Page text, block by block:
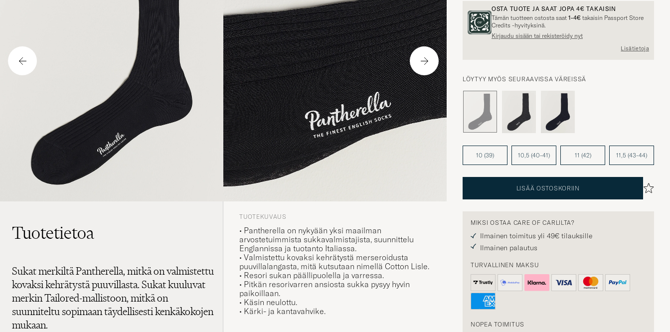
Muita vaihtoehtoja?
SAMANKALTAISIA TUOTTEITA
OSTA TUOTE JA SAAT JOPA4€ TAKAISIN
Tämän tuotteen ostosta saat 1-4€ takaisin Passport Store
Credits -hyvityksinä.
Kirjaudu sisään tai rekisteröidy nyt
Lisätietoja
LÖYTYY MYÖS SEURAAVISSA VÄREISSÄ
10 (39) 10,5 (40-41) 11 (42) 11,5 (43-44)
LISÄÄ OSTOSKORIIN
MIKSI OSTAA CARE OF CARLILTA?
Ilmainen toimitus yli 49€ tilauksille
Ilmainen palautus
TURVALLINEN MAKSU
NOPEA TOIMITUS
Tuotetietoa
Sukat merkiltä Pantherella, mitkä on valmistettu
kovaksi kehrätystä puuvillasta. Sukat kuuluvat
merkin Tailored-mallistoon, mitkä on
suunniteltu sopimaan täydellisesti kenkäkokojen
mukaan.
TUOTEKUVAUS
• Pantherella on nykyään yksi maailman
arvostetuimmista sukkavalmistajista, suunnittelu
Englannissa ja tuotanto Italiassa.
• Valmistettu kovaksi kehrätystä merseroidusta
puuvillalangasta, mitä kutsutaan nimellä Cotton Lisle.
• Resori sukan päällipuolella ja varressa.
• Pitkän resorivarren ansiosta sukka pysyy hyvin
paikoillaan.
• Käsin neulottu.
• Kärki- ja kantavahvike.